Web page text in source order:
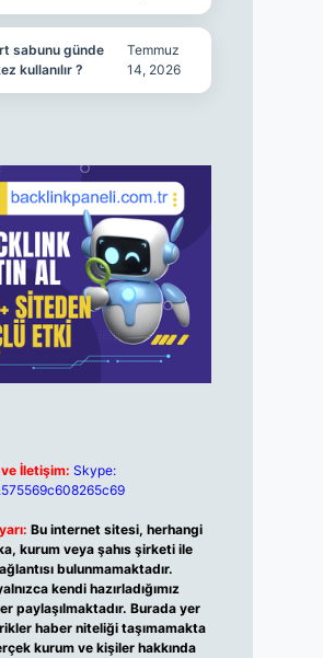
sabunu günde
kullanılır ?
Temmuz
14, 2026
İletişim: Skype:
Bu internet sitesi, herhangi
kurum veya şahıs şirketi ile
bulunmamaktadır.
kendi hazırladığımız
paylaşılmaktadır. Burada yer
haber niteliği taşımamakta
kurum ve kişiler hakkında